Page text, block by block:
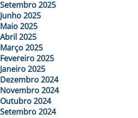
Setembro 2025
Junho 2025
Maio 2025
Abril 2025
Março 2025
Fevereiro 2025
Janeiro 2025
Dezembro 2024
Novembro 2024
Outubro 2024
Setembro 2024